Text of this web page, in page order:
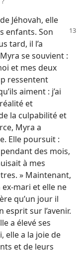
Jéhovah, elle
enfants. Son
tard, il l’a
se souvient :
et mes deux
ressentent
aiment : j’ai
et
la culpabilité et
Myra a
Elle poursuit :
des mois,
à mes
» Maintenant,
mari et elle ne
qu’un jour il
esprit sur l’avenir.
a élevé ses
elle a la joie de
et de leurs